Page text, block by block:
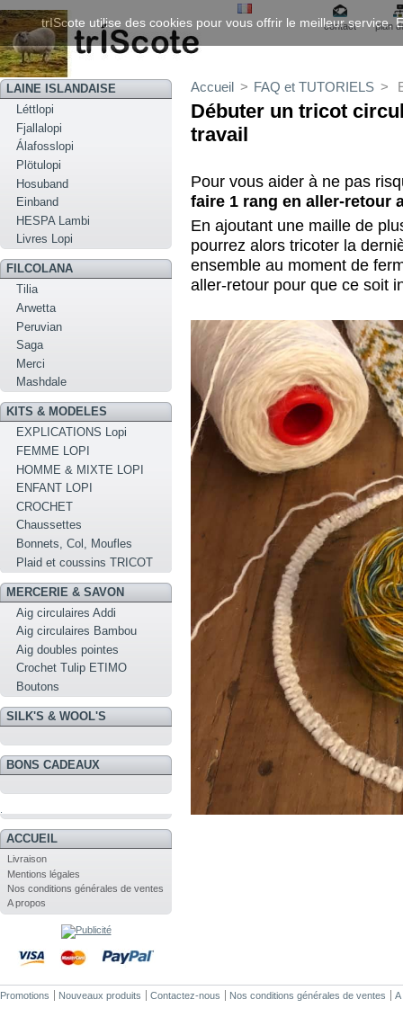
contact plan
LAINE ISLANDAISE
Léttlopi
Fjallalopi
Álafosslopi
Plötulopi
Hosuband
Einband
HESPA Lambi
Livres Lopi
FILCOLANA
Tilia
Arwetta
Peruvian
Saga
Merci
Mashdale
KITS & MODELES
EXPLICATIONS Lopi
FEMME LOPI
HOMME & MIXTE LOPI
ENFANT LOPI
CROCHET
Chaussettes
Bonnets, Col, Moufles
Plaid et coussins TRICOT
MERCERIE & SAVON
Aig circulaires Addi
Aig circulaires Bambou
Aig doubles pointes
Crochet Tulip ETIMO
Boutons
SILK'S & WOOL'S
BONS CADEAUX
ACCUEIL
Livraison
Mentions légales
Nos conditions générales de ventes
A propos
Accueil > FAQ et TUTORIELS >
Débuter un tricot
travail
Pour vous aider à ne pas
faire 1 rang en aller-retour
En ajoutant une maille de
pourrez alors tricoter la
ensemble au moment de
aller-retour pour que ce soit
Promotions Nouveaux produits Contactez-nous Nos conditions générales de ventes A
trIScote utilise des cookies pour vous offrir le meilleur